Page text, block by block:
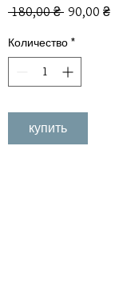
180,00 ₴ Обычная
90,00 ₴
Количество *
купить